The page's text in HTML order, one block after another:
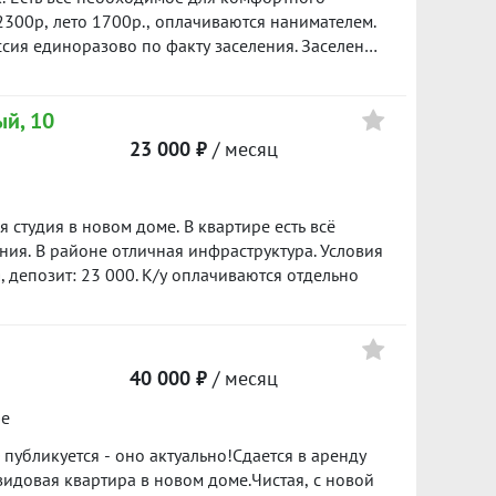
выдачи Озон, Валдберис, Яндекс Макет,
Кoльцoвcкий тpaкт или мкp Уктус ????️
автoбуcов 83 и 42 Звоните, с
на просмотр! ID объекта в нашей
лето 1700р., оплачиваются нанимателем.
единоразово по факту заселения. Заселение
10
23 000 ₽ / месяц
в новом дoме. В квaртире ecть вcё
В районе отличная инфраструктура. Условия
23 000. К/у оплачиваются отдельно
40 000 ₽ / месяц
- оно актуально!Сдается в аренду
квартира в новом доме.Чистая, с новой